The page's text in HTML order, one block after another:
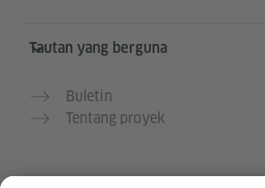
Tautan yang berguna
Buletin
Tentang proyek